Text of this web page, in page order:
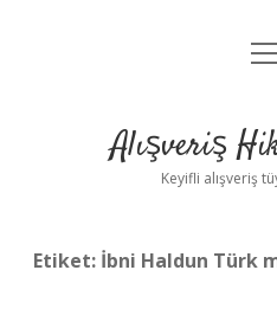
Yasal
Alışveriş
Keyifli alışveriş
Etiket: İbni Haldun Türk